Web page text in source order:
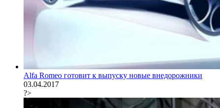
Alfa Romeo готовит к выпуску новые внедорожники
03.04.2017
?>